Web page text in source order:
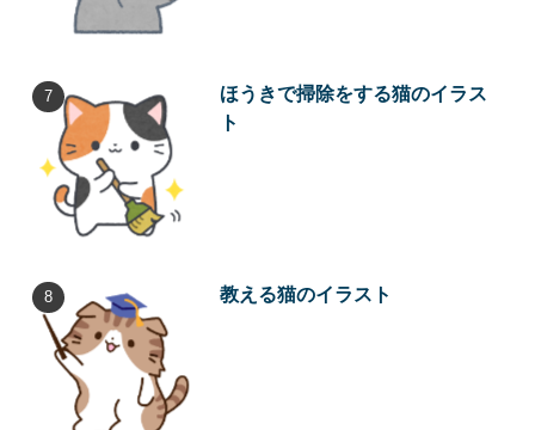
ほうきで掃除をする猫のイラス
ト
教える猫のイラスト